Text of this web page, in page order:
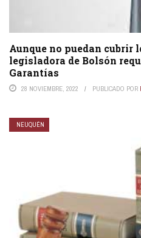
Aunque no puedan cubrir
legisladora de Bolsón
Garantías
28 NOVIEMBRE, 2022 PUBLICADO POR
NEUQUÉN